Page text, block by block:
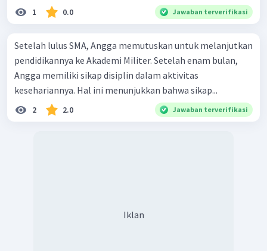
1 0.0 Jawaban terverifikasi
Setelah lulus SMA, Angga memutuskan untuk melanjutkan
pendidikannya ke Akademi Militer. Setelah enam bulan,
Angga memiliki sikap disiplin dalam aktivitas
kesehariannya. Hal ini menunjukkan bahwa sikap...
2 2.0 Jawaban terverifikasi
Iklan